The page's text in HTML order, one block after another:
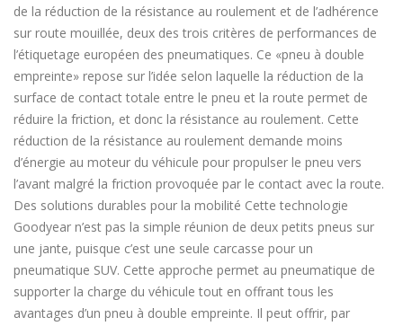
de la réduction de la résistance au roulement et de l’adhérence
sur route mouillée, deux des trois critères de performances de
l’étiquetage européen des pneumatiques. Ce «pneu à double
empreinte» repose sur l’idée selon laquelle la réduction de la
surface de contact totale entre le pneu et la route permet de
réduire la friction, et donc la résistance au roulement. Cette
réduction de la résistance au roulement demande moins
d’énergie au moteur du véhicule pour propulser le pneu vers
l’avant malgré la friction provoquée par le contact avec la route.
Des solutions durables pour la mobilité Cette technologie
Goodyear n’est pas la simple réunion de deux petits pneus sur
une jante, puisque c’est une seule carcasse pour un
pneumatique SUV. Cette approche permet au pneumatique de
supporter la charge du véhicule tout en offrant tous les
avantages d’un pneu à double empreinte. Il peut offrir, par